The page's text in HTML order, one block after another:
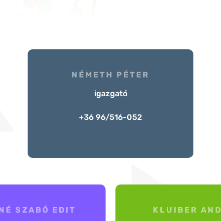
NÉMETH PÉTER
igazgató
+36 96/516-052
SZABÓ EDIT KLUIBER